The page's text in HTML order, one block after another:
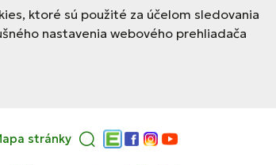
ktoré sú použité za účelom sledovania
nastavenia webového prehliadača
stránky
Edupage
Facebook
Instagram
YouTube